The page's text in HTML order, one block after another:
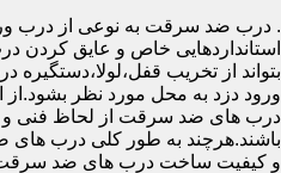
. درب ضد سرقت به نوعی از درب
استانداردهایی خاص و عایق کردن
بتواند از تخریب
ورود دزد به محل مورد نظر
درب های ضد سرقت از لحاظ فنی و
باشند.هرچند به طور کلی درب های
و کیفیت ساخت درب های ضد سرقت